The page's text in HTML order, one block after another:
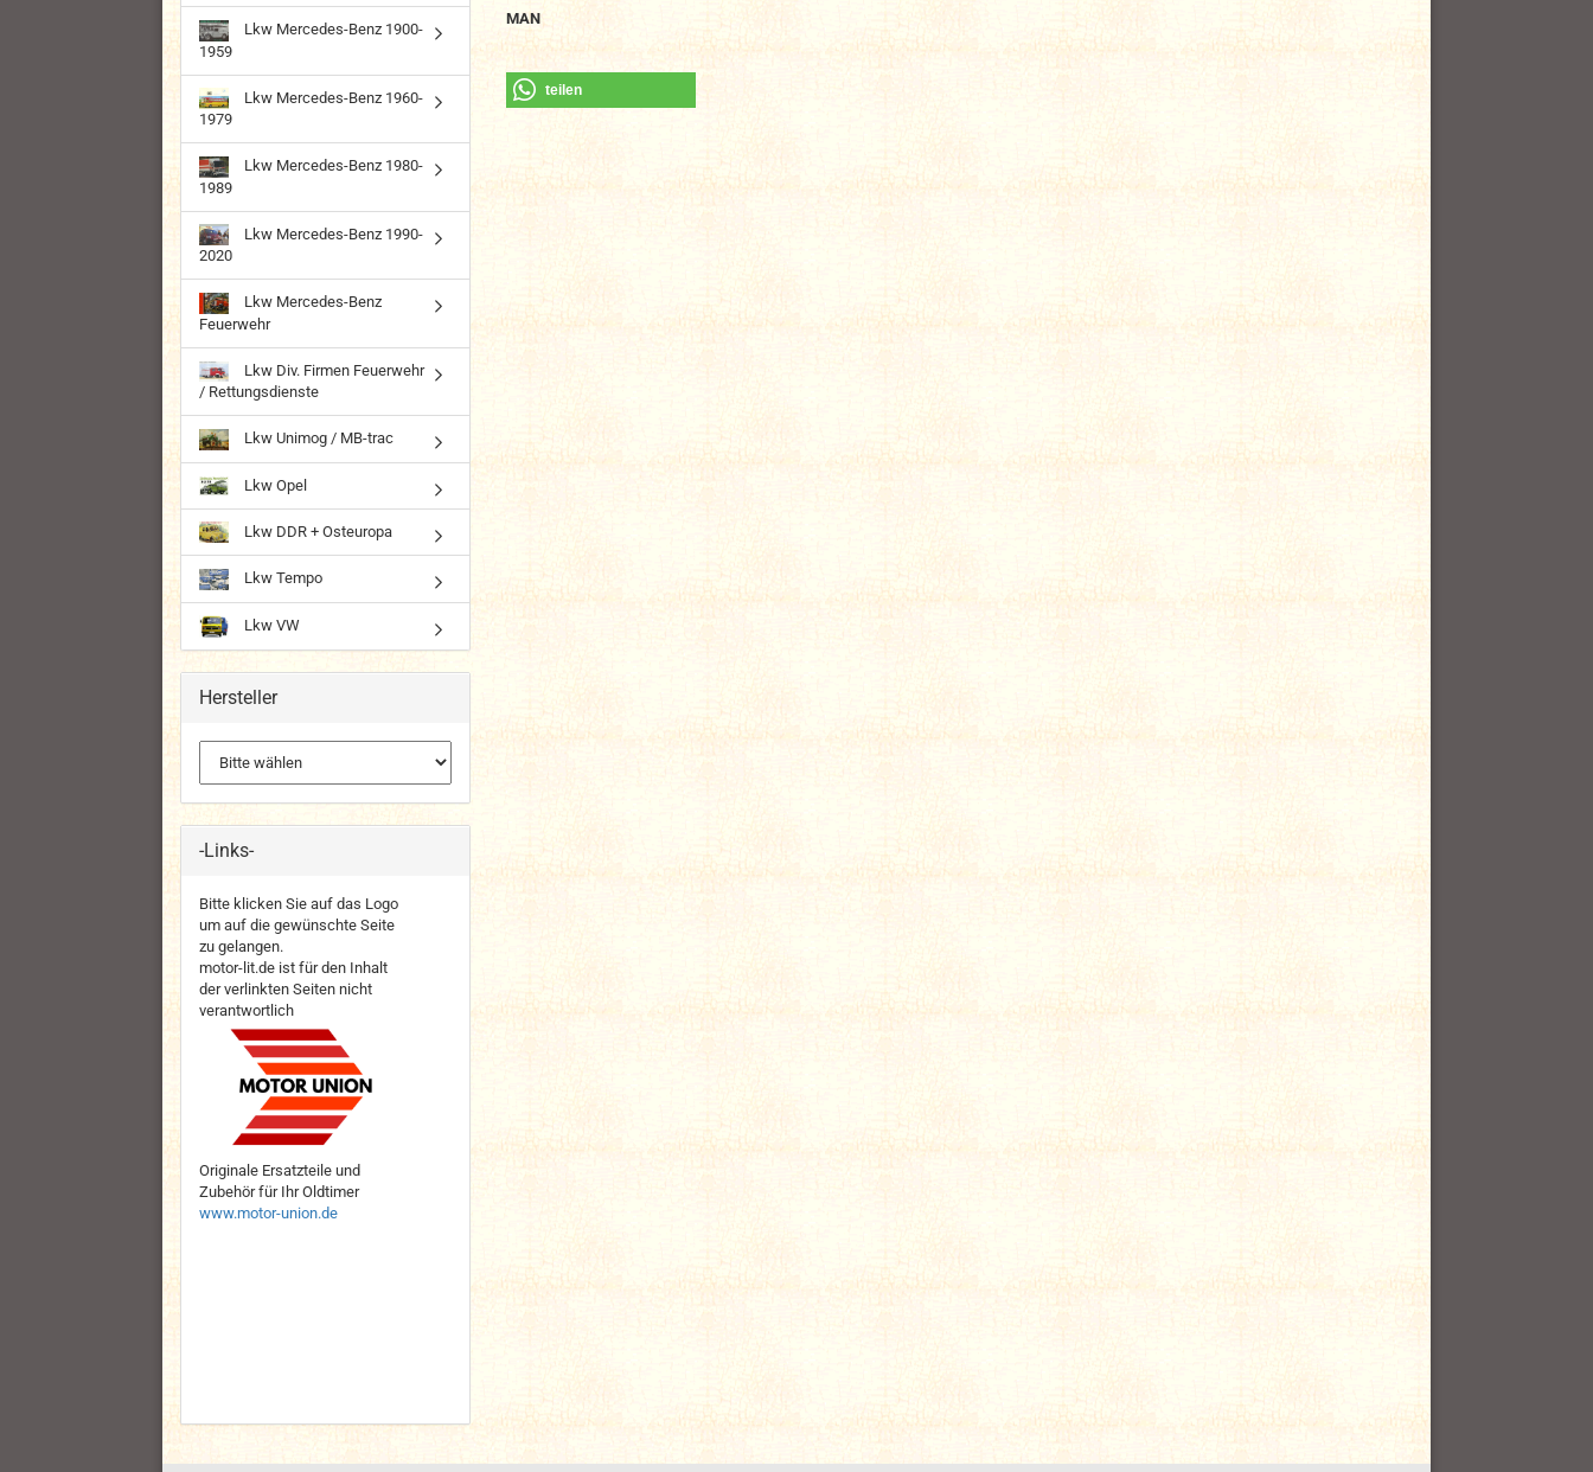
MAN
teilen
Lkw Mercedes-Benz 1900-
1959
Lkw Mercedes-Benz 1960-
1979
Lkw Mercedes-Benz 1980-
1989
Lkw Mercedes-Benz 1990-
2020
Lkw Mercedes-Benz
Feuerwehr
Lkw Div. Firmen Feuerwehr
/ Rettungsdienste
Lkw Unimog / MB-trac
Lkw Opel
Lkw DDR + Osteuropa
Lkw Tempo
Lkw VW
Hersteller
-Links-
Bitte klicken Sie auf das Logo
um auf die gewünschte Seite
zu gelangen.
motor-lit.de ist für den Inhalt
der verlinkten Seiten nicht
verantwortlich
Originale Ersatzteile und
Zubehör für Ihr Oldtimer
www.motor-union.de